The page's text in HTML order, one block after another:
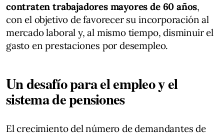
contraten trabajadores mayores de 60 años,
con el objetivo de favorecer su incorporación al
mercado laboral y, al mismo tiempo, disminuir el
gasto en prestaciones por desempleo.
Un desafío para el empleo y el
sistema de pensiones
El crecimiento del número de demandantes de